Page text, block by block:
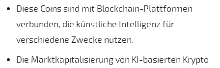
Diese Coins sind mit Blockchain-Plattformen
verbunden, die künstliche Intelligenz für
verschiedene Zwecke nutzen.
Die Marktkapitalisierung von KI-basierten Krypto